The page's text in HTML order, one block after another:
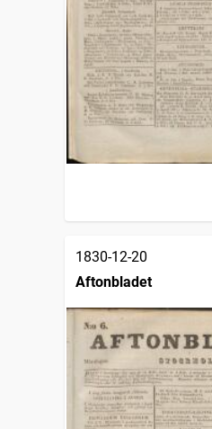
1830-12-20
Aftonbladet